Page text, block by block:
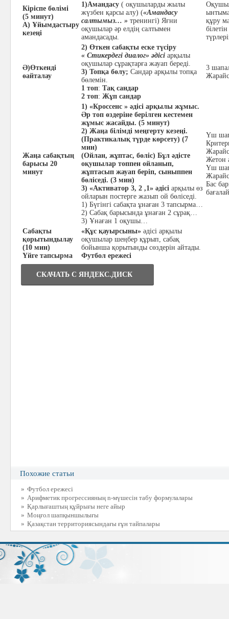
Кіріспе бөлімі
(5 минут)
А) Ұйымдастыру
кезеңі
1)Амандасу ( оқушыларды жылы
жүзбен қарсы алу) («Амандасу
салтымыз… » тренингі) Яғни
оқушылар әр елдің салтымен
амандасады.
құру
Ә)Өткенді
өайталау
2) Өткен сабақты еске түсіру
« Стикердегі диалог» әдісі арқылы
оқушылар сұрақтарға жауап береді.
3) Топқа бөлу; Сандар арқылы топқа
бөлемін.
1 топ: Тақ сандар
2 топ: Жұп сандар
3
Жаңа сабақтың
барысы 20
минут
1) «Кроссенс » әдісі арқылы жұмыс.
Әр топ өздеріне берілген кестемен
жұмыс жасайды. (5 минут)
2) Жаңа білімді меңгерту кезеңі.
(Практикалық түрде көрсету) (7
мин)
(Ойлан, жұптас, бөліс) Бұл әдісте
оқушылар топпен ойланып,
жұптасып жауап беріп, сыныппен
бөліседі. (3 мин)
3) «Активатор 3, 2 ,1» әдісі арқылы өз
ойларын постерге жазып ой бөліседі.
1) Бүгінгі сабақта ұнаған 3 тапсырма…
2) Сабақ барысында ұнаған 2 сұрақ…
3) Ұнаған 1 оқушы…
Үш
Жетон
Үш
Бас
Сабақты
қорытындылау
(10 мин)
Үйге тапсырма
«Құс қауырсыны» әдісі арқылы
оқушылар шеңбер құрып, сабақ
бойынша қорытынды сөздерін айтады.
Футбол ережесі
СКАЧАТЬ C ЯНДЕКС.ДИСК
Похожие статьи
» Футбол ережесі
» Арифметик прогрессияның n-мүшесін табу формулалары
» Қарлығаштың құйрығы неге айыр
» Моңғол шапқыншылығы
» Қазақстан территориясындағы ғұн тайпалары